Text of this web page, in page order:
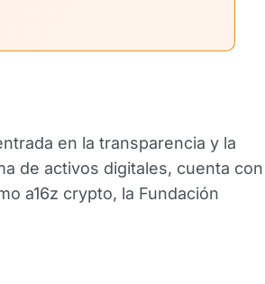
en la transparencia y la
de activos digitales, cuenta con
a16z crypto, la Fundación